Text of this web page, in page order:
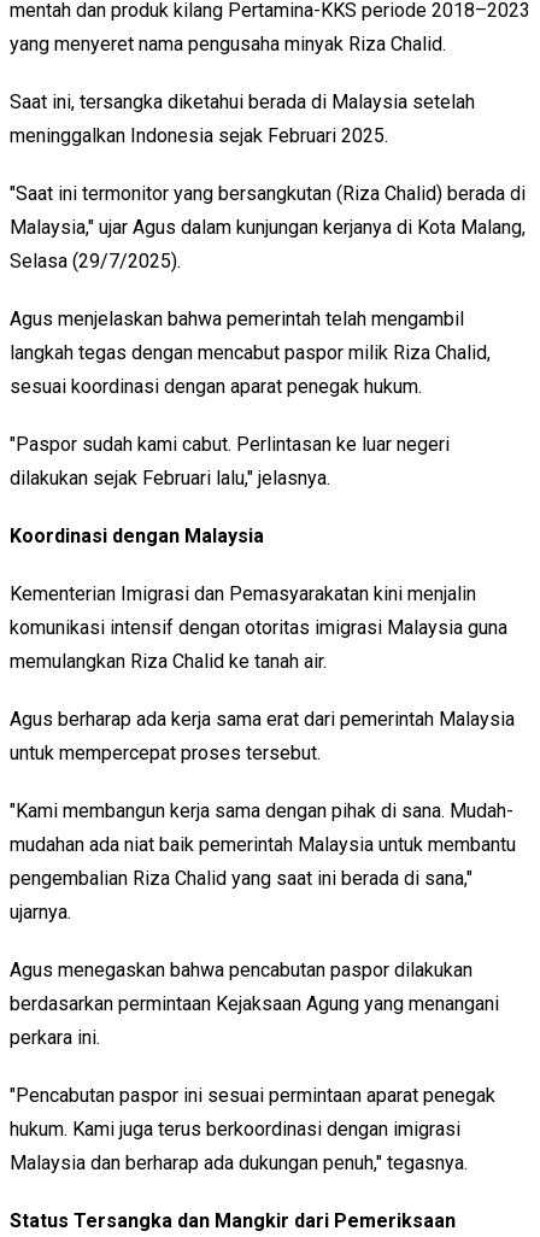
mentah dan produk kilang Pertamina-KKS periode 2018–2023
yang menyeret nama pengusaha minyak Riza Chalid.
Saat ini, tersangka diketahui berada di Malaysia setelah
meninggalkan Indonesia sejak Februari 2025.
"Saat ini termonitor yang bersangkutan (Riza Chalid) berada di
Malaysia," ujar Agus dalam kunjungan kerjanya di Kota Malang,
Selasa (29/7/2025).
Agus menjelaskan bahwa pemerintah telah mengambil
langkah tegas dengan mencabut paspor milik Riza Chalid,
sesuai koordinasi dengan aparat penegak hukum.
"Paspor sudah kami cabut. Perlintasan ke luar negeri
dilakukan sejak Februari lalu," jelasnya.
Koordinasi dengan Malaysia
Kementerian Imigrasi dan Pemasyarakatan kini menjalin
komunikasi intensif dengan otoritas imigrasi Malaysia guna
memulangkan Riza Chalid ke tanah air.
Agus berharap ada kerja sama erat dari pemerintah Malaysia
untuk mempercepat proses tersebut.
"Kami membangun kerja sama dengan pihak di sana. Mudah-
mudahan ada niat baik pemerintah Malaysia untuk membantu
pengembalian Riza Chalid yang saat ini berada di sana,"
ujarnya.
Agus menegaskan bahwa pencabutan paspor dilakukan
berdasarkan permintaan Kejaksaan Agung yang menangani
perkara ini.
"Pencabutan paspor ini sesuai permintaan aparat penegak
hukum. Kami juga terus berkoordinasi dengan imigrasi
Malaysia dan berharap ada dukungan penuh," tegasnya.
Status Tersangka dan Mangkir dari Pemeriksaan